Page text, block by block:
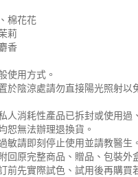
棉花花
莉
香
使用方式。
於陰涼處請勿直接陽光照射以
人消耗性產品已拆封或使用過
恕無法辦理退換貨。
敏請即刻停止使用並請教醫生。
回原完整商品、贈品、包裝外
前先實際試色、試用後再購買